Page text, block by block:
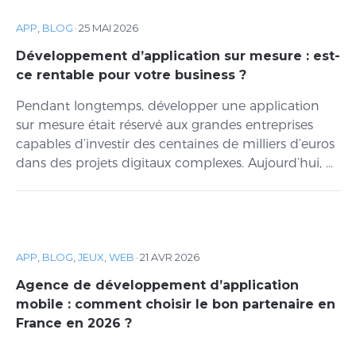
APP BLOG ·25 MAI 2026
Développement d’application sur mesure : est-
ce rentable pour votre business ?
Pendant longtemps, développer une application
sur mesure était réservé aux grandes entreprises
capables d’investir des centaines de milliers d’euros
dans des projets digitaux complexes. Aujourd’hui, ...
APP BLOG JEUX WEB ·21 AVR 2026
Agence de développement d’application
mobile : comment choisir le bon partenaire en
France en 2026 ?